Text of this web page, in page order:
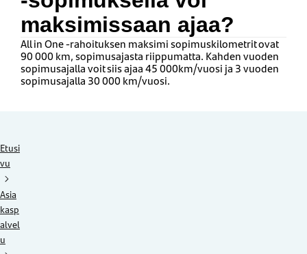
maksimissaan ajaa?
All in One -rahoituksen maksimi sopimuskilometrit ovat
90 000 km, sopimusajasta riippumatta. Kahden vuoden
sopimusajalla voit siis ajaa 45 000km/vuosi ja 3 vuoden
sopimusajalla 30 000 km/vuosi.
Etusi
vu
Asia
kasp
alvel
u